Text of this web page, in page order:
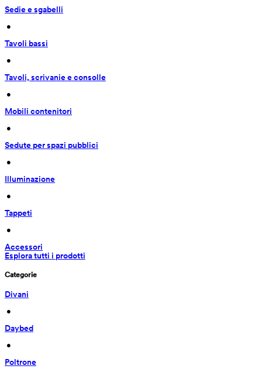
Sedie e sgabelli
•
Tavoli bassi
•
Tavoli, scrivanie e consolle
•
Mobili contenitori
•
Sedute per spazi pubblici
•
Illuminazione
•
Tappeti
•
Accessori
Esplora tutti i prodotti
Categorie
Divani
•
Daybed
•
Poltrone